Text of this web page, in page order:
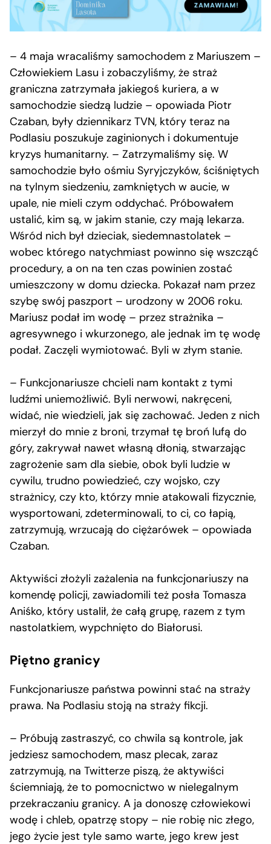
– 4 maja wracaliśmy samochodem z Mariuszem –
Człowiekiem Lasu i zobaczyliśmy, że straż
graniczna zatrzymała jakiegoś kuriera, a w
samochodzie siedzą ludzie – opowiada Piotr
Czaban, były dziennikarz TVN, który teraz na
Podlasiu poszukuje zaginionych i dokumentuje
kryzys humanitarny. – Zatrzymaliśmy się. W
samochodzie było ośmiu Syryjczyków, ściśniętych
na tylnym siedzeniu, zamkniętych w aucie, w
upale, nie mieli czym oddychać. Próbowałem
ustalić, kim są, w jakim stanie, czy mają lekarza.
Wśród nich był dzieciak, siedemnastolatek –
wobec którego natychmiast powinno się wszcząć
procedury, a on na ten czas powinien zostać
umieszczony w domu dziecka. Pokazał nam przez
szybę swój paszport – urodzony w 2006 roku.
Mariusz podał im wodę – przez strażnika –
agresywnego i wkurzonego, ale jednak im tę wodę
podał. Zaczęli wymiotować. Byli w złym stanie.
– Funkcjonariusze chcieli nam kontakt z tymi
ludźmi uniemożliwić. Byli nerwowi, nakręceni,
widać, nie wiedzieli, jak się zachować. Jeden z nich
mierzył do mnie z broni, trzymał tę broń lufą do
góry, zakrywał nawet własną dłonią, stwarzając
zagrożenie sam dla siebie, obok byli ludzie w
cywilu, trudno powiedzieć, czy wojsko, czy
strażnicy, czy kto, którzy mnie atakowali fizycznie,
wysportowani, zdeterminowali, to ci, co łapią,
zatrzymują, wrzucają do ciężarówek – opowiada
Czaban.
Aktywiści złożyli zażalenia na funkcjonariuszy na
komendę policji, zawiadomili też posła Tomasza
Aniśko, który ustalił, że całą grupę, razem z tym
nastolatkiem, wypchnięto do Białorusi.
Piętno granicy
Funkcjonariusze państwa powinni stać na straży
prawa. Na Podlasiu stoją na straży fikcji.
– Próbują zastraszyć, co chwila są kontrole, jak
jedziesz samochodem, masz plecak, zaraz
zatrzymują, na Twitterze piszą, że aktywiści
ściemniają, że to pomocnictwo w nielegalnym
przekraczaniu granicy. A ja donoszę człowiekowi
wodę i chleb, opatrzę stopy – nie robię nic złego,
jego życie jest tyle samo warte, jego krew jest